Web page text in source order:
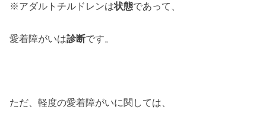
※アダルトチルドレンは状態であって、
愛着障がいは診断です。
ただ、軽度の愛着障がいに関しては、